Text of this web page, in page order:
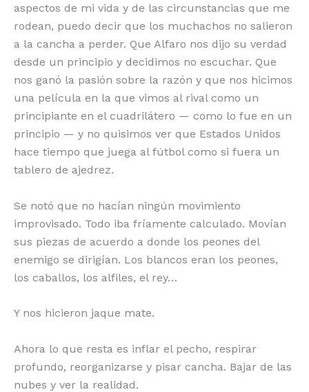
aspectos de mi vida y de las circunstancias que me
rodean, puedo decir que los muchachos no salieron
a la cancha a perder. Que Alfaro nos dijo su verdad
desde un principio y decidimos no escuchar. Que
nos ganó la pasión sobre la razón y que nos hicimos
una película en la que vimos al rival como un
principiante en el cuadrilátero — como lo fue en un
principio — y no quisimos ver que Estados Unidos
hace tiempo que juega al fútbol como si fuera un
tablero de ajedrez.
Se notó que no hacían ningún movimiento
improvisado. Todo iba fríamente calculado. Movían
sus piezas de acuerdo a donde los peones del
enemigo se dirigían. Los blancos eran los peones,
los caballos, los alfiles, el rey…
Y nos hicieron jaque mate.
Ahora lo que resta es inflar el pecho, respirar
profundo, reorganizarse y pisar cancha. Bajar de las
nubes y ver la realidad.